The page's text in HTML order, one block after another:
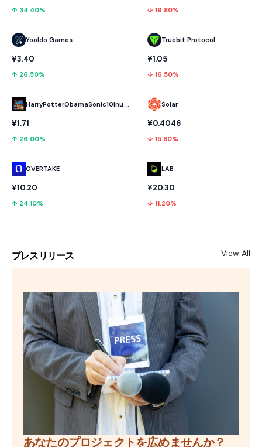
↑ 34.40%
Yooldo Games
¥3.40
↑ 26.50%
HarryPotterObamaSonic10Inu (ETH)
¥1.71
↑ 26.00%
OVERTAKE
¥10.20
↑ 24.10%
↓ 19.80%
Truebit Protocol
¥1.05
↓ 16.50%
Solar
¥0.4046
↓ 15.80%
LAB
¥20.30
↓ 11.20%
プレスリリース View All
あなたのプロジェクトを広めませんか？